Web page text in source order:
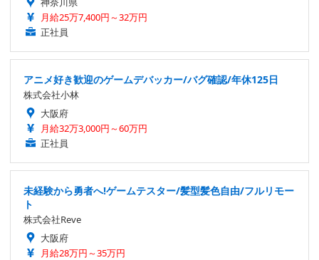
月給25万7,400円～32万円
正社員
アニメ好き歓迎のゲームデバッカー/バグ確認/年休125日
株式会社小林
大阪府
月給32万3,000円～60万円
正社員
未経験から勇者へ!ゲームテスター/髪型髪色自由/フルリモー
ト
株式会社Reve
大阪府
月給28万円～35万円